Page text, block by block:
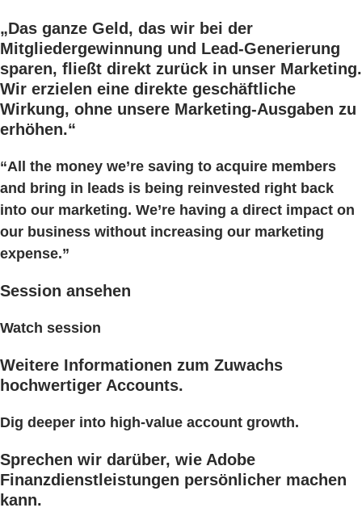
„Das ganze Geld, das wir bei der
Mitgliedergewinnung und Lead-Generierung
sparen, fließt direkt zurück in unser Marketing.
Wir erzielen eine direkte geschäftliche
Wirkung, ohne unsere Marketing-Ausgaben zu
erhöhen.“
“All the money we’re saving to acquire members
and bring in leads is being reinvested right back
into our marketing. We’re having a direct impact on
our business without increasing our marketing
expense.”
Session ansehen
Watch session
Weitere Informationen zum Zuwachs
hochwertiger Accounts.
Dig deeper into high-value account growth.
Sprechen wir darüber, wie Adobe
Finanzdienstleistungen persönlicher machen
kann.